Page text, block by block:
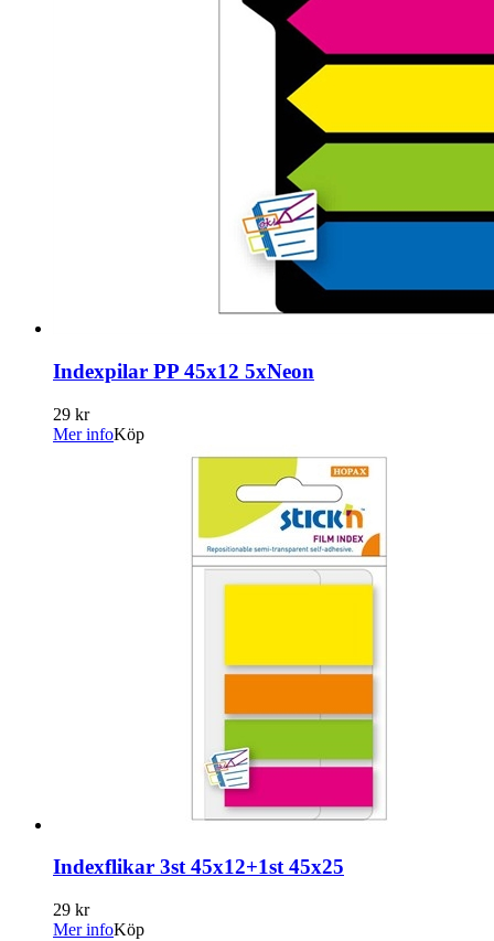
Indexpilar PP 45x12 5xNeon
29 kr
Mer infoKöp
Indexflikar 3st 45x12+1st 45x25
29 kr
Mer infoKöp